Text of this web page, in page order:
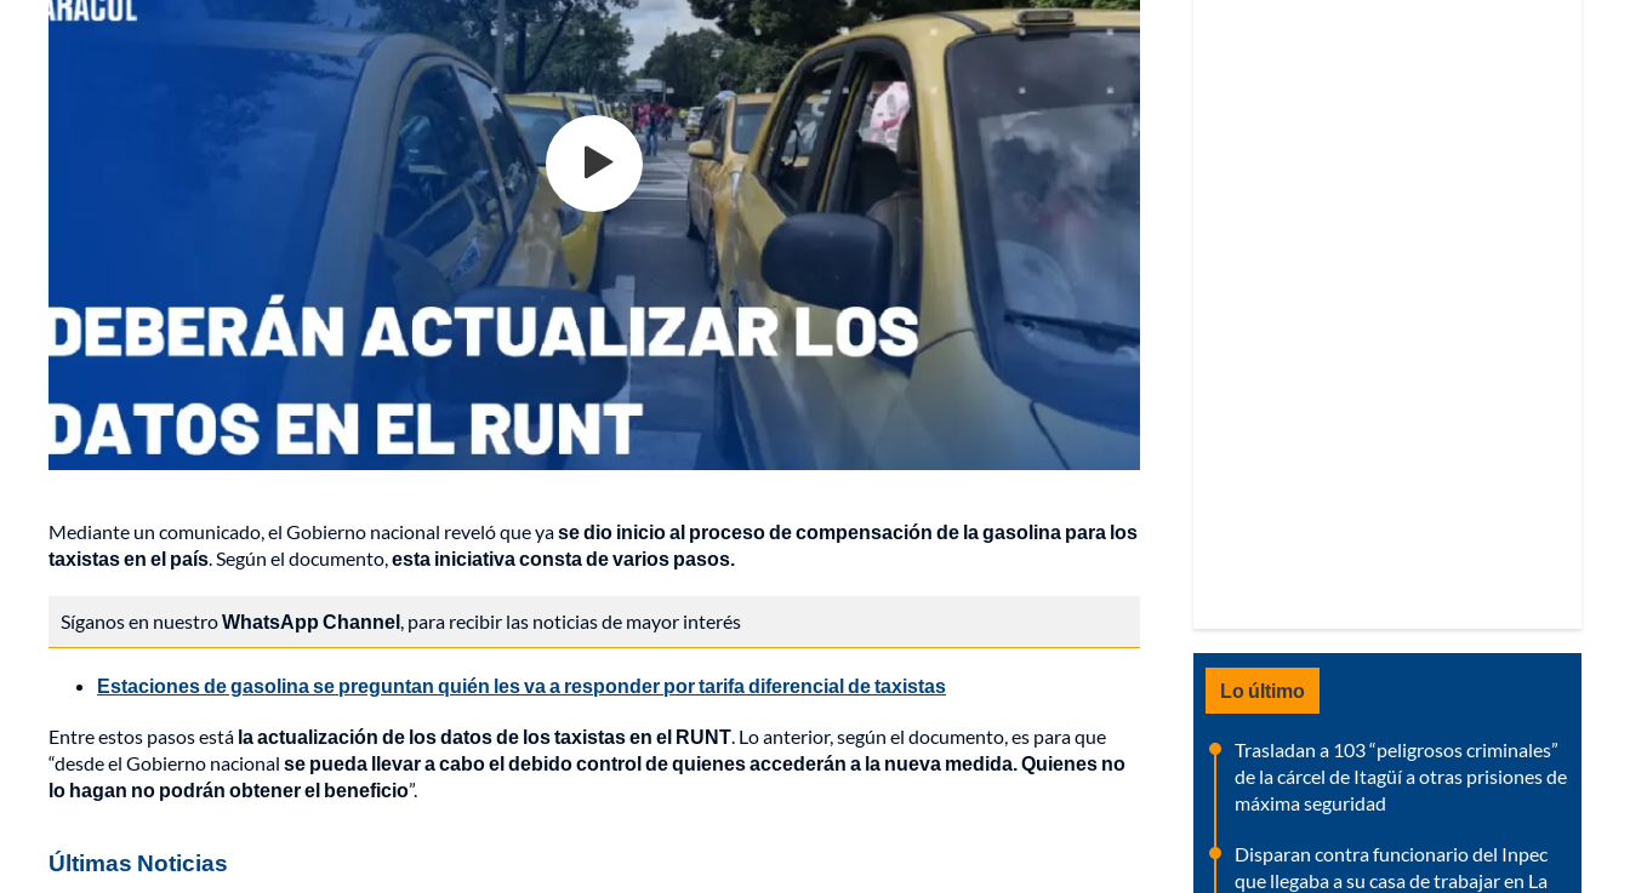
Mediante un comunicado, el Gobierno nacional reveló que yase dio inicio al proceso de compensación de la gasolina para los
taxistas en el país. Según el documento,esta iniciativa consta de varios pasos.
Síganos en nuestroWhatsApp Channel, para recibir las noticias de mayor interés
Estaciones de gasolina se preguntan quién les va a responder por tarifa diferencial de taxistas
Entre estos pasos está la actualización de los datos de los taxistas en el RUNT. Lo anterior, según el documento, es para que
“desde el Gobierno nacional se pueda llevar a cabo el debido control de quienes accederán a la nueva medida. Quienes no
lo hagan no podrán obtener el beneficio”.
Últimas Noticias
Lo último
Trasladan a 103 “peligrosos criminales”
de la cárcel de Itagüí a otras prisiones de
máxima seguridad
Disparan contra funcionario del Inpec
que llegaba a su casa de trabajar en La